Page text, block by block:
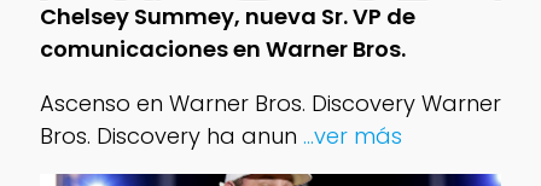
Chelsey Summey, nueva Sr. VP de
comunicaciones en Warner Bros.
Ascenso en Warner Bros. Discovery Warner
Bros. Discovery ha anun ...ver más